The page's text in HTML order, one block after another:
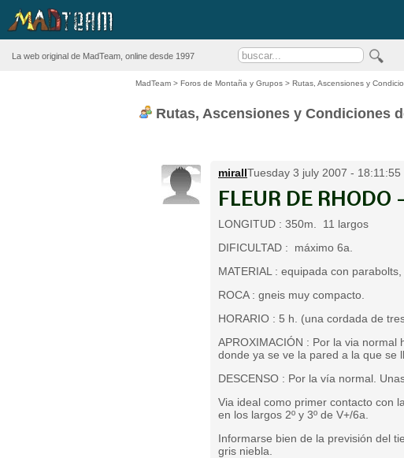
La web original de MadTeam, online desde 1997
MadTeam > Foros de Montaña y Grupos > Rutas, Ascensiones y
Rutas, Ascensiones y Condiciones
mirallTuesday 3 july 2007 - 18:11:55
FLEUR DE RHODO
LONGITUD : 350m. 11 largos
DIFICULTAD : máximo 6a.
MATERIAL : equipada con
ROCA : gneis muy compacto.
HORARIO : 5 h. (una cordada de
APROXIMACIÓN : Por la via
donde ya se ve la pared a la que se
DESCENSO : Por la vía normal.
Via ideal como primer contacto con
en los largos 2º y 3º de V+/6a.
Informarse bien de la previsión del
gris niebla.